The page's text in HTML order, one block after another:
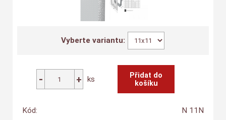
Vyberte variantu:
ks
Kód:
N 11N